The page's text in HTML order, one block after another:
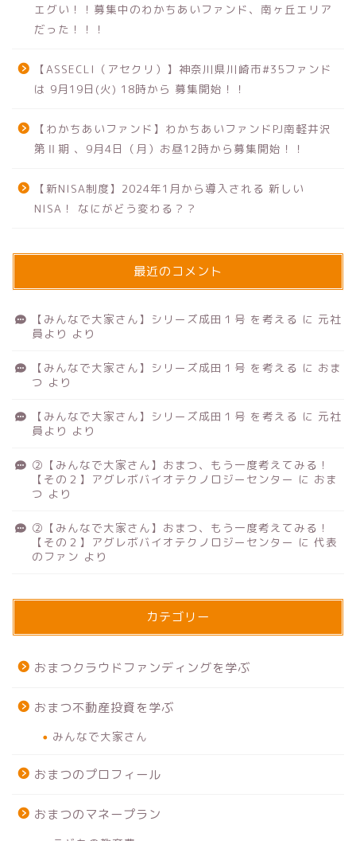
エグい！！募集中のわかちあいファンド、南ヶ丘エリア
だった！！！
【ASSECLI（アセクリ）】神奈川県川崎市#35ファンド
は 9月19日(火) 18時から 募集開始！！
【わかちあいファンド】わかちあいファンドPJ南軽井沢
第Ⅱ期 、9月4日（月）お昼12時から募集開始！！
【新NISA制度】2024年1月から導入される 新しい
NISA！ なにがどう変わる？？
最近のコメント
【みんなで大家さん】シリーズ成田１号 を考える に 元社
員より より
【みんなで大家さん】シリーズ成田１号 を考える に おま
つ より
【みんなで大家さん】シリーズ成田１号 を考える に 元社
員より より
②【みんなで大家さん】おまつ、もう一度考えてみる！
【その２】アグレボバイオテクノロジーセンター に おま
つ より
②【みんなで大家さん】おまつ、もう一度考えてみる！
【その２】アグレボバイオテクノロジーセンター に 代表
のファン より
カテゴリー
おまつクラウドファンディングを学ぶ
おまつ不動産投資を学ぶ
みんなで大家さん
おまつのプロフィール
おまつのマネープラン